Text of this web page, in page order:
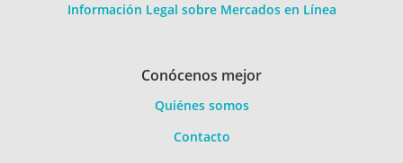
Información Legal sobre Mercados en Línea
Conócenos mejor
Quiénes somos
Contacto